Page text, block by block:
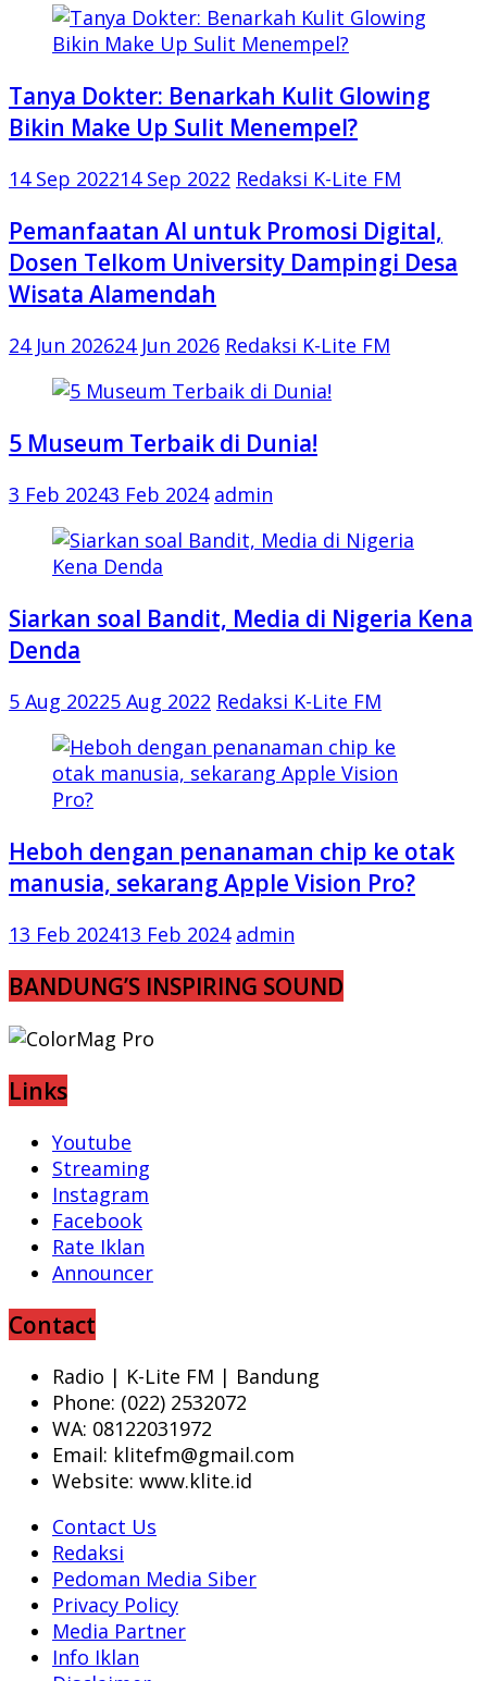
Tanya Dokter: Benarkah Kulit Glowing
Bikin Make Up Sulit Menempel?
14 Sep 202214 Sep 2022 Redaksi K-Lite FM
Pemanfaatan AI untuk Promosi Digital,
Dosen Telkom University Dampingi Desa
Wisata Alamendah
24 Jun 202624 Jun 2026 Redaksi K-Lite FM
5 Museum Terbaik di Dunia!
3 Feb 20243 Feb 2024 admin
Siarkan soal Bandit, Media di Nigeria Kena
Denda
5 Aug 20225 Aug 2022 Redaksi K-Lite FM
Heboh dengan penanaman chip ke otak
manusia, sekarang Apple Vision Pro?
13 Feb 202413 Feb 2024 admin
BANDUNG’S INSPIRING SOUND
Links
Youtube
Streaming
Instagram
Facebook
Rate Iklan
Announcer
Contact
Radio | K-Lite FM | Bandung
Phone: (022) 2532072
WA: 08122031972
Email: klitefm@gmail.com
Website: www.klite.id
Contact Us
Redaksi
Pedoman Media Siber
Privacy Policy
Media Partner
Info Iklan